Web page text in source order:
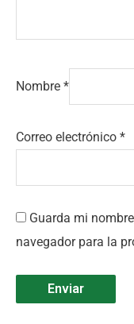
Nombre *
Correo electrónico *
Guarda mi
navegador para la